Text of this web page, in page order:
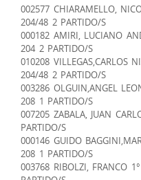
002577 CHIARAMELLO,
204/48 2 PARTIDO/S
000182 AMIRI, LUCIANO
204 2 PARTIDO/S
010208 VILLEGAS,CARLOS
204/48 2 PARTIDO/S
003286 OLGUIN,ANGEL
208 1 PARTIDO/S
007205 ZABALA, JUAN
PARTIDO/S
000146 GUIDO
208 1 PARTIDO/S
003768 RIBOLZI, FRANCO